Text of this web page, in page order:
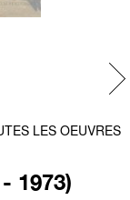
LES OEUVRES
1973)